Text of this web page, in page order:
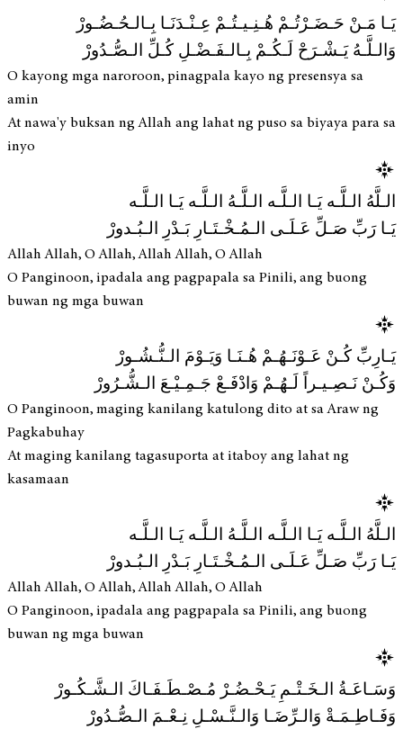
يَـا مَـنْ حَـضَـرْتُـمْ هُـنِـيـتُـمْ عِـنْـدَنَـا بِـالـحُـضُـورْ
وَالـلَّـهُ يَـشْـرَحْ لَـكُـمْ بِـالـفَـضْـلِ كُـلِّ الـصُّـدُورْ
O kayong mga naroroon, pinagpala kayo ng presensya sa
amin
At nawa'y buksan ng Allah ang lahat ng puso sa biyaya para sa
inyo
الـلَّهُ الـلَّـه يَـا الـلَّـه الـلَّـهُ الـلَّـه يَـا الـلَّـه
يَـا رَبِّ صَـلِّ عَـلَـى الـمُـخْـتَـارِ بَـدْرِ الـبُـدورْ
Allah Allah, O Allah, Allah Allah, O Allah
O Panginoon, ipadala ang pagpapala sa Pinili, ang buong
buwan ng mga buwan
يَـارِبِّ كُـنْ عَـوْنَـهُـمْ هُـنَـا وَيَـوْمَ الـنُّـشُـورْ
وَكُـنْ نَـصِـيـراً لَـهُـمْ وَادْفَـعْ جَـمِـيْـعَ الـشُّـرُورْ
O Panginoon, maging kanilang katulong dito at sa Araw ng
Pagkabuhay
At maging kanilang tagasuporta at itaboy ang lahat ng
kasamaan
الـلَّهُ الـلَّـه يَـا الـلَّـه الـلَّـهُ الـلَّـه يَـا الـلَّـه
يَـا رَبِّ صَـلِّ عَـلَـى الـمُـخْـتَـارِ بَـدْرِ الـبُـدورْ
Allah Allah, O Allah, Allah Allah, O Allah
O Panginoon, ipadala ang pagpapala sa Pinili, ang buong
buwan ng mga buwan
وَسَـاعَـةُ الـخَـتْـمِ يَـحْـضُـرْ مُـصْـطَـفَـاكَ الـشَّـكُـورْ
وَفَـاطِـمَـةْ وَالـرِّضَـا وَالـنَّـسْـلِ نِـعْـمَ الـصُّـدُورْ